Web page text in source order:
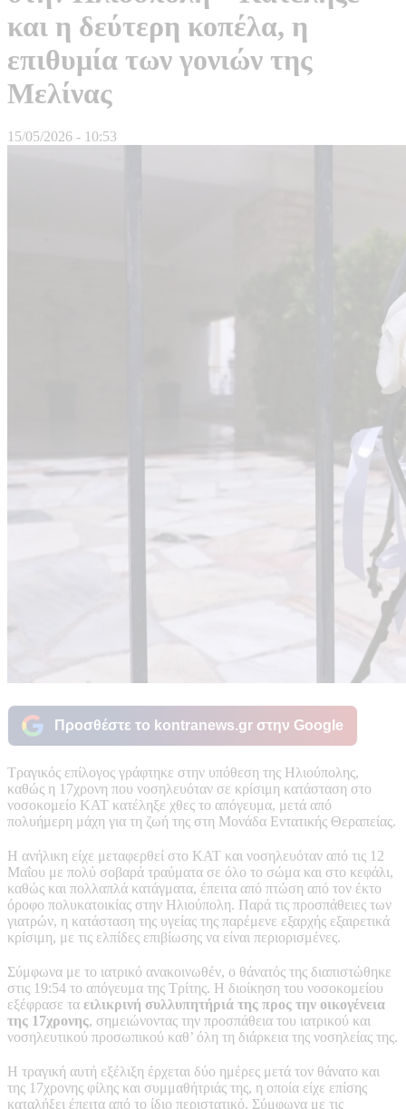
και η δεύτερη κοπέλα, η
επιθυμία των γονιών της
Μελίνας
15/05/2026 - 10:53
Προσθέστε το kontranews.gr στην Google
Τραγικός επίλογος γράφτηκε στην υπόθεση της Ηλιούπολης,
καθώς η 17χρονη που νοσηλευόταν σε κρίσιμη κατάσταση στο
νοσοκομείο ΚΑΤ κατέληξε χθες το απόγευμα, μετά από
πολυήμερη μάχη για τη ζωή της στη Μονάδα Εντατικής Θεραπείας.
Η ανήλικη είχε μεταφερθεί στο ΚΑΤ και νοσηλευόταν από τις 12
Μαΐου με πολύ σοβαρά τραύματα σε όλο το σώμα και στο κεφάλι,
καθώς και πολλαπλά κατάγματα, έπειτα από πτώση από τον έκτο
όροφο πολυκατοικίας στην Ηλιούπολη. Παρά τις προσπάθειες των
γιατρών, η κατάσταση της υγείας της παρέμενε εξαρχής εξαιρετικά
κρίσιμη, με τις ελπίδες επιβίωσης να είναι περιορισμένες.
Σύμφωνα με το ιατρικό ανακοινωθέν, ο θάνατός της διαπιστώθηκε
στις 19:54 το απόγευμα της Τρίτης. Η διοίκηση του νοσοκομείου
εξέφρασε τα ειλικρινή συλλυπητήριά της προς την οικογένεια
της 17χρονης, σημειώνοντας την προσπάθεια του ιατρικού και
νοσηλευτικού προσωπικού καθ’ όλη τη διάρκεια της νοσηλείας της.
Η τραγική αυτή εξέλιξη έρχεται δύο ημέρες μετά τον θάνατο και
της 17χρονης φίλης και συμμαθήτριάς της, η οποία είχε επίσης
καταλήξει έπειτα από το ίδιο περιστατικό. Σύμφωνα με τις